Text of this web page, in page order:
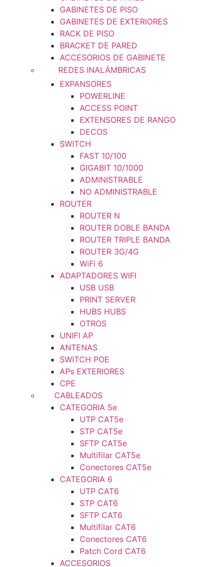
GABINETES DE PISO
GABINETES DE EXTERIORES
RACK DE PISO
BRACKET DE PARED
ACCESORIOS DE GABINETE
REDES INALÁMBRICAS
EXPANSORES
POWERLINE
ACCESS POINT
EXTENSORES DE RANGO
DECOS
SWITCH
FAST 10/100
GIGABIT 10/1000
ADMINISTRABLE
NO ADMINISTRABLE
ROUTER
ROUTER N
ROUTER DOBLE BANDA
ROUTER TRIPLE BANDA
ROUTER 3G/4G
WiFi 6
ADAPTADORES WIFI
USB USB
PRINT SERVER
HUBS HUBS
OTROS
UNIFI AP
ANTENAS
SWITCH POE
APs EXTERIORES
CPE
CABLEADOS
CATEGORIA 5e
UTP CAT5e
STP CAT5e
SFTP CAT5e
Multifilar CAT5e
Conectores CAT5e
CATEGORIA 6
UTP CAT6
STP CAT6
SFTP CAT6
Multifilar CAT6
Conectores CAT6
Patch Cord CAT6
ACCESORIOS